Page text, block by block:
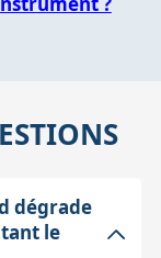
dégrade
le